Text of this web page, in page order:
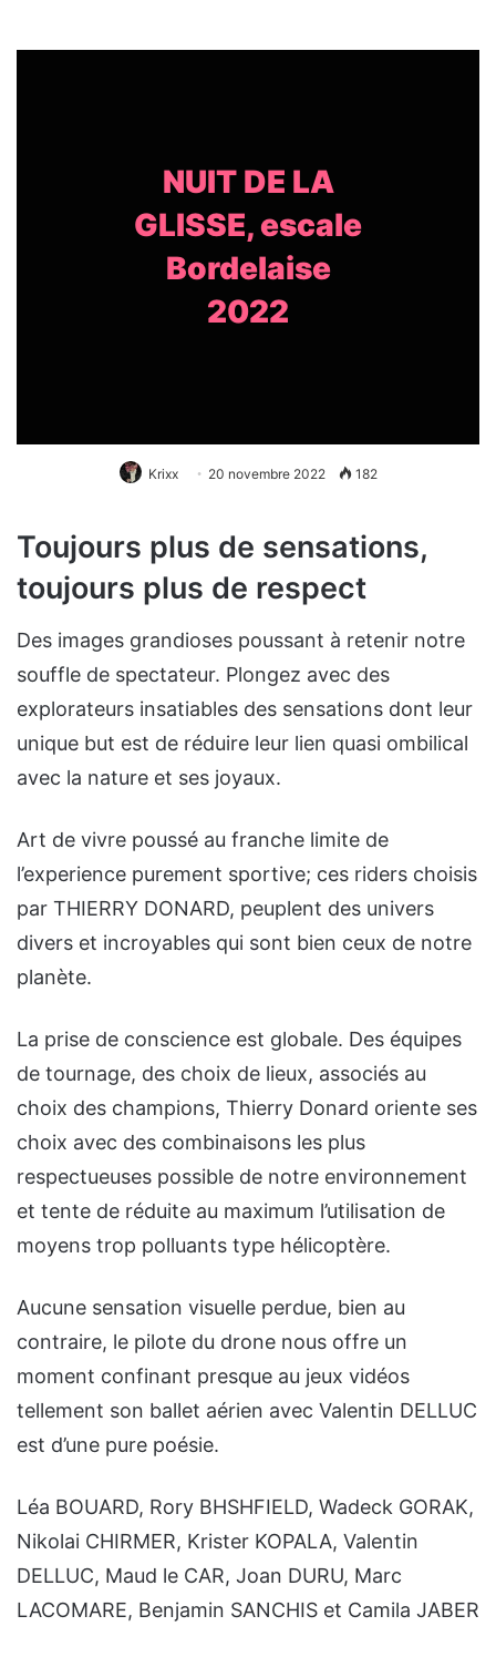
NUIT DE LA
GLISSE, escale
Bordelaise
2022
Krixx 20 novembre 2022 182
Toujours plus de sensations,
toujours plus de respect
Des images grandioses poussant à retenir notre
souffle de spectateur. Plongez avec des
explorateurs insatiables des sensations dont leur
unique but est de réduire leur lien quasi ombilical
avec la nature et ses joyaux.
Art de vivre poussé au franche limite de
l’experience purement sportive; ces riders choisis
par THIERRY DONARD, peuplent des univers
divers et incroyables qui sont bien ceux de notre
planète.
La prise de conscience est globale. Des équipes
de tournage, des choix de lieux, associés au
choix des champions, Thierry Donard oriente ses
choix avec des combinaisons les plus
respectueuses possible de notre environnement
et tente de réduite au maximum l’utilisation de
moyens trop polluants type hélicoptère.
Aucune sensation visuelle perdue, bien au
contraire, le pilote du drone nous offre un
moment confinant presque au jeux vidéos
tellement son ballet aérien avec Valentin DELLUC
est d’une pure poésie.
Léa BOUARD, Rory BHSHFIELD, Wadeck GORAK,
Nikolai CHIRMER, Krister KOPALA, Valentin
DELLUC, Maud le CAR, Joan DURU, Marc
LACOMARE, Benjamin SANCHIS et Camila JABER